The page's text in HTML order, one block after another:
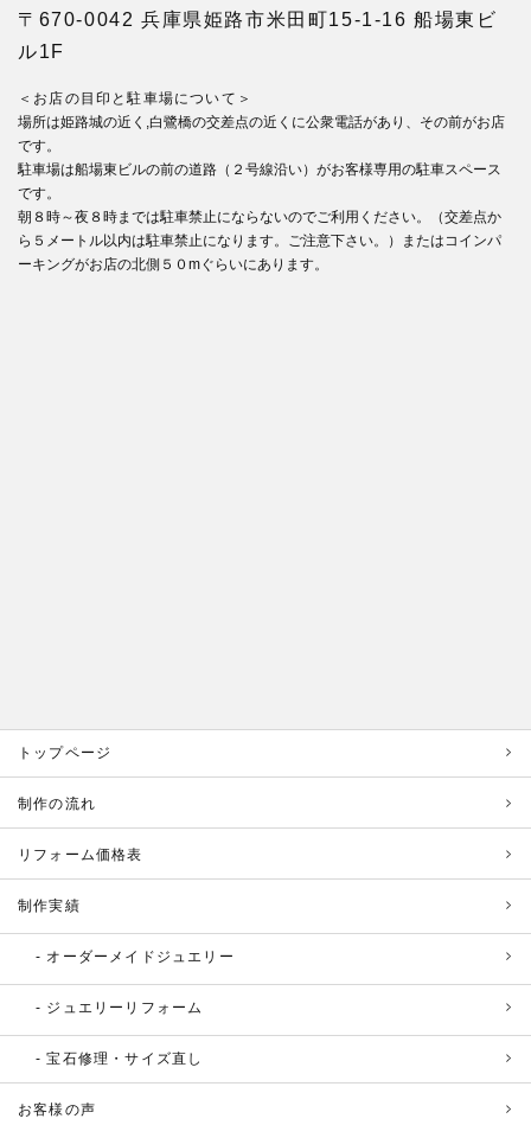
〒670-0042 兵庫県姫路市米田町15-1-16 船場東ビ
ル1F
＜お店の目印と駐車場について＞
場所は姫路城の近く,白鷺橋の交差点の近くに公衆電話があり、その前がお店
です。
駐車場は船場東ビルの前の道路（２号線沿い）がお客様専用の駐車スペース
です。
朝８時～夜８時までは駐車禁止にならないのでご利用ください。（交差点か
ら５メートル以内は駐車禁止になります。ご注意下さい。）またはコインパ
ーキングがお店の北側５０mぐらいにあります。
トップページ
制作の流れ
リフォーム価格表
制作実績
オーダーメイドジュエリー
ジュエリーリフォーム
宝石修理・サイズ直し
お客様の声